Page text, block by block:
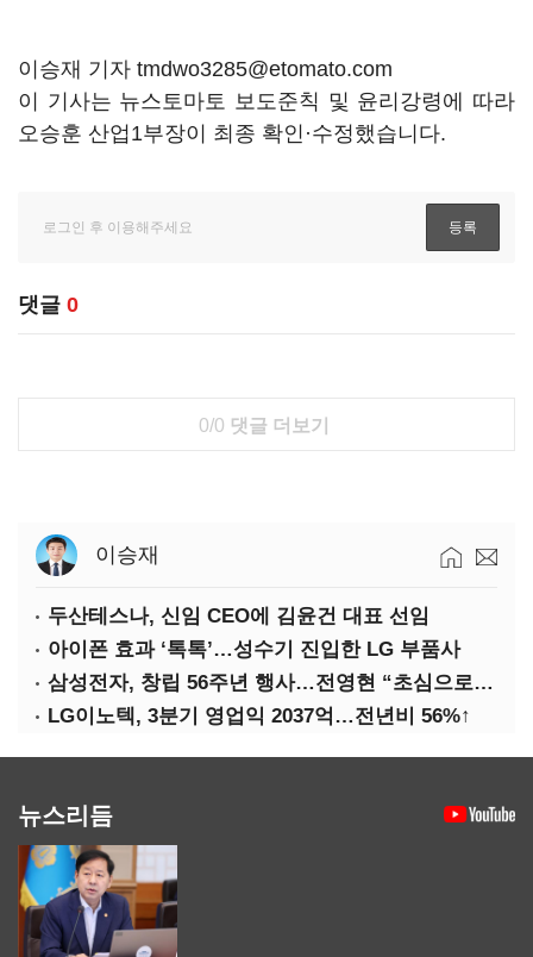
이승재 기자 tmdwo3285@etomato.com
이 기사는 뉴스토마토 보도준칙 및 윤리강령에 따라
오승훈 산업1부장이 최종 확인·수정했습니다.
댓글 0
0/0 댓글 더보기
이승재
두산테스나, 신임 CEO에 김윤건 대표 선임
아이폰 효과 ‘톡톡’…성수기 진입한 LG 부품사
삼성전자, 창립 56주년 행사…전영현 “초심으로 경쟁력 회복해야”
LG이노텍, 3분기 영업익 2037억…전년비 56%↑
뉴스리듬